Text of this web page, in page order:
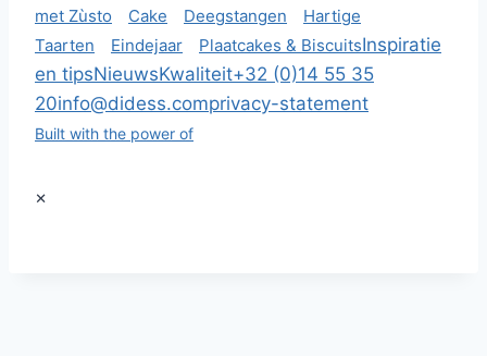
met Zùsto
Cake Deegstangen
Hartige
Taarten
Eindejaar Plaatcakes & BiscuitsInspiratie
en tipsNieuwsKwaliteit+32 (0)14 55 35
20info@didess.comprivacy-statement
Built with the power of
×